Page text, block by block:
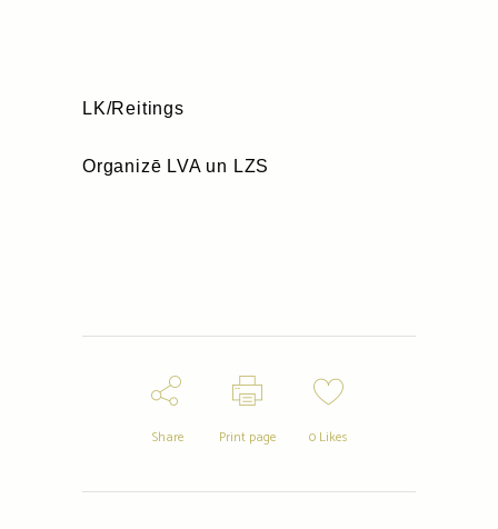
LK/Reitings
Organizē LVA un LZS
Share Print page 0Likes